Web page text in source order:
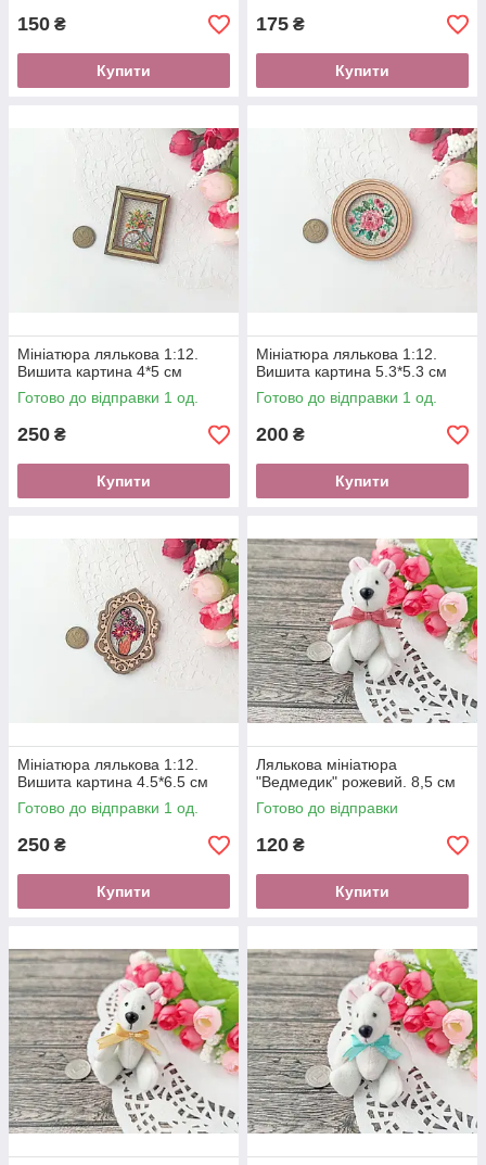
150 ₴
Купити
175 ₴
Купити
Мініатюра лялькова 1:12.
Вишита картина 4*5 см
Готово до відправки 1 од.
250 ₴
Купити
Мініатюра лялькова 1:12.
Вишита картина 5.3*5.3 см
Готово до відправки 1 од.
200 ₴
Купити
Мініатюра лялькова 1:12.
Вишита картина 4.5*6.5 см
Готово до відправки 1 од.
250 ₴
Купити
Лялькова мініатюра
"Ведмедик" рожевий. 8,5 см
Готово до відправки
120 ₴
Купити